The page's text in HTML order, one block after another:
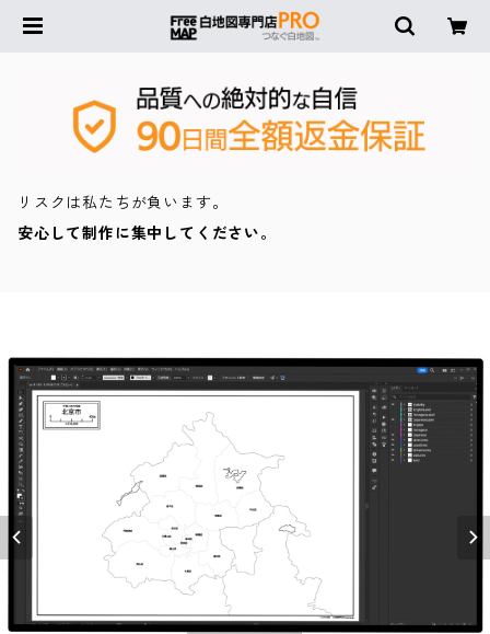
リスクは私たちが負います。
安心して制作に集中してください。